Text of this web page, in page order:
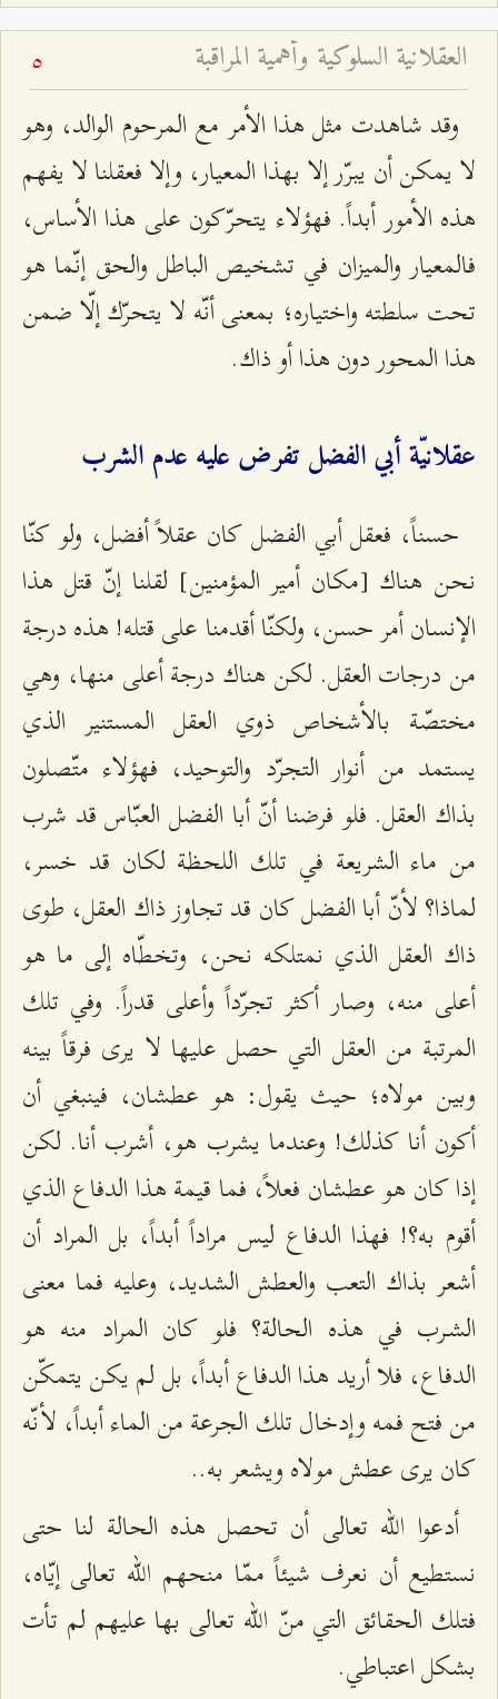
العقلانية السلوكية وأهمية المراقبة 5
وقد شاهدت مثل هذا الأمر مع المرحوم الوالد، وهو
لا يمكن أن يبرّر إلا بهذا المعيار، وإلا فعقلنا لا يفهم
هذه الأمور أبداً. فهؤلاء يتحرّكون على هذا الأساس،
فالمعيار والميزان في تشخيص الباطل والحق إنّما هو
تحت سلطته واختياره؛ بمعنى أنّه لا يتحرّك إلّا ضمن
هذا المحور دون هذا أو ذاك.
عقلانيّة أبي الفضل تفرض عليه عدم الشرب
حسناً، فعقل أبي الفضل كان عقلاً أفضل، ولو كنّا
نحن هناك [مكان أمير المؤمنين] لقلنا إنّ قتل هذا
الإنسان أمر حسن، ولكنّا أقدمنا على قتله! هذه درجة
من درجات العقل. لكن هناك درجة أعلى منها، وهي
مختصّة بالأشخاص ذوي العقل المستنير الذي
يستمد من أنوار التجرّد والتوحيد، فهؤلاء متّصلون
بذاك العقل. فلو فرضنا أنّ أبا الفضل العبّاس قد شرب
من ماء الشريعة في تلك اللحظة لكان قد خسر،
لماذا؟ لأنّ أبا الفضل كان قد تجاوز ذاك العقل، طوى
ذاك العقل الذي نمتلكه نحن، وتخطّاه إلى ما هو
أعلى منه، وصار أكثر تجرّداً وأعلى قدراً. وفي تلك
المرتبة من العقل التي حصل عليها لا يرى فرقاً بينه
وبين مولاه؛ حيث يقول: هو عطشان، فينبغي أن
أكون أنا كذلك! وعندما يشرب هو، أشرب أنا. لكن
إذا كان هو عطشان فعلاً، فما قيمة هذا الدفاع الذي
أقوم به؟! فهذا الدفاع ليس مراداً أبداً، بل المراد أن
أشعر بذاك التعب والعطش الشديد، وعليه فما معنى
الشـرب في هذه الحالة؟ فلو كان المراد منه هو
الدفاع، فلا أريد هذا الدفاع أبداً، بل لم يكن يتمكّن
من فتح فمه وإدخال تلك الجرعة من الماء أبداً، لأنّه
كان يرى عطش مولاه ويشعر به..
أدعوا الله تعالى أن تحصل هذه الحالة لنا حتى
نستطيع أن نعرف شيئاً ممّا منحهم الله تعالى إيّاه،
فتلك الحقائق التي منّ الله تعالى بها عليهم لم تأت
بشكل اعتباطي.